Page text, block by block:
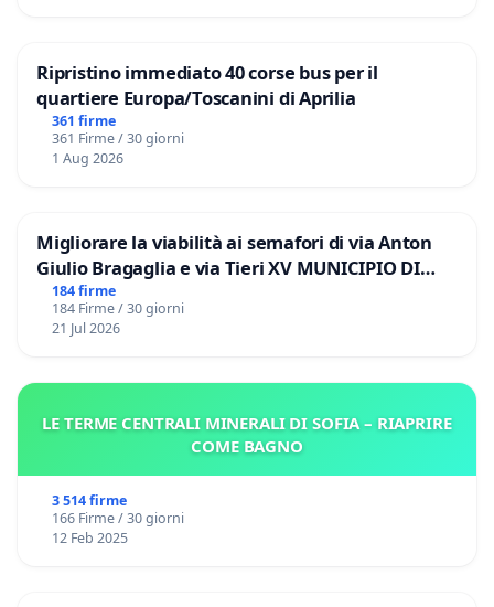
Ripristino immediato 40 corse bus per il
quartiere Europa/Toscanini di Aprilia
361 firme
361 Firme / 30 giorni
1 Aug 2026
Migliorare la viabilità ai semafori di via Anton
Giulio Bragaglia e via Tieri XV MUNICIPIO DI
ROMA
184 firme
184 Firme / 30 giorni
21 Jul 2026
LE TERME CENTRALI MINERALI DI SOFIA – RIAPRIRE
COME BAGNO
3 514 firme
166 Firme / 30 giorni
12 Feb 2025